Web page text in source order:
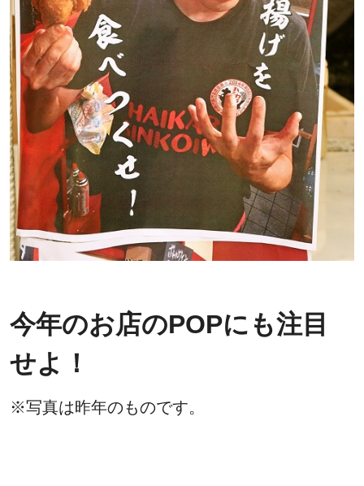
今年のお店のPOPにも注目
せよ！
※写真は昨年のものです。